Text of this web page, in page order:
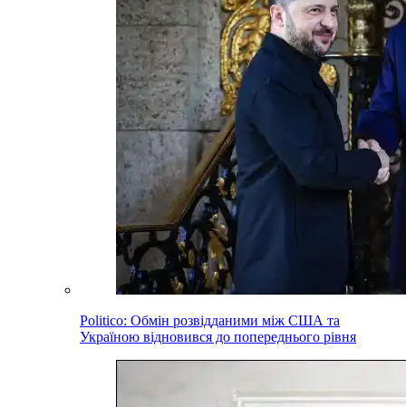
Politico: Обмін розвідданими між США та
Україною відновився до попереднього рівня